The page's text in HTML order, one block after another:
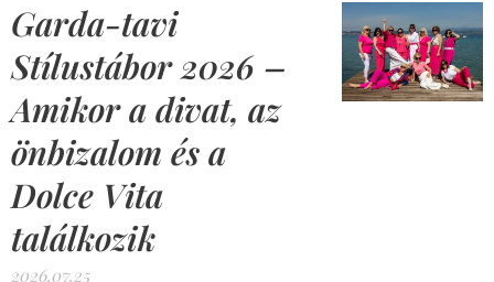
Garda-tavi
Stílustábor 2026 –
Amikor a divat, az
önbizalom és a
Dolce Vita
találkozik
2026.07.25